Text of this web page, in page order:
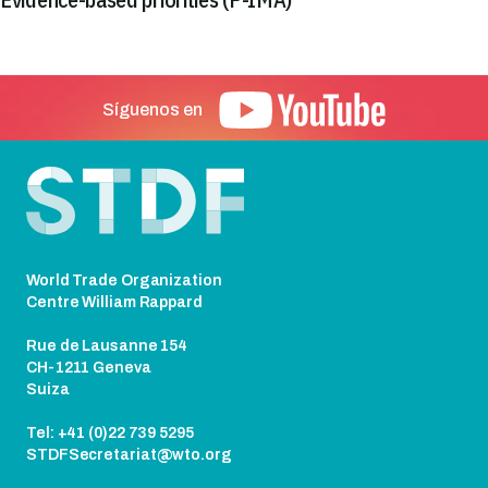
Síguenos en
World Trade Organization
Centre William Rappard
Rue de Lausanne 154
CH-1211 Geneva
Suiza
Tel: +41 (0)22 739 5295
STDFSecretariat@wto.org